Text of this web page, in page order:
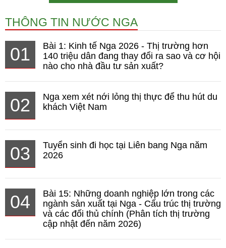
THÔNG TIN NƯỚC NGA
01
Bài 1: Kinh tế Nga 2026 - Thị trường hơn
140 triệu dân đang thay đổi ra sao và cơ hội
nào cho nhà đầu tư sản xuất?
02
Nga xem xét nới lỏng thị thực để thu hút du
khách Việt Nam
03
Tuyển sinh đi học tại Liên bang Nga năm
2026
04
Bài 15: Những doanh nghiệp lớn trong các
ngành sản xuất tại Nga - Cấu trúc thị trường
và các đối thủ chính (Phân tích thị trường
cập nhật đến năm 2026)